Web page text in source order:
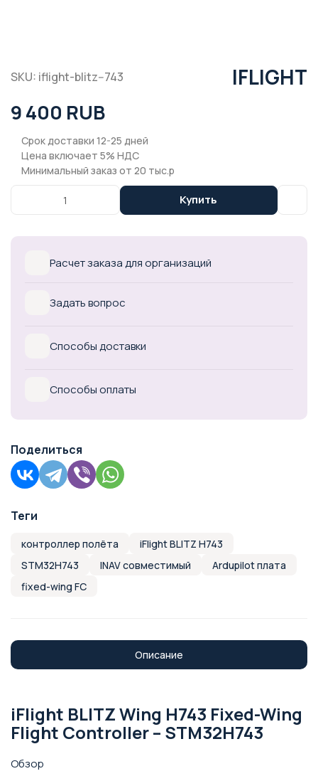
SKU: iflight-blitz--743 IFLIGHT
9 400 RUB
Срок доставки 12-25 дней
Цена включает 5% НДС
Минимальный заказ от 20 тыс.р
Купить
Расчет заказа для организаций
Задать вопрос
Способы доставки
Способы оплаты
Поделиться
Теги
контроллер полёта
iFlight BLITZ H743
STM32H743
INAV совместимый
Ardupilot плата
fixed-wing FC
Описание
iFlight BLITZ Wing H743 Fixed-Wing
Flight Controller – STM32H743
Обзор